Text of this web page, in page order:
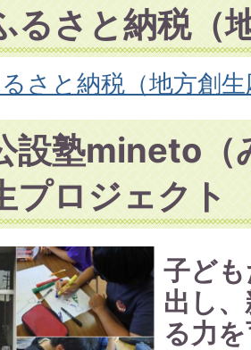
るさと納税（
さと納税（地方創
設塾mineto（
プロジェクト
子ど
出し
る力